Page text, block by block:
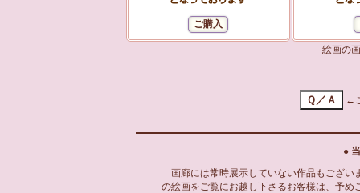
─ 絵画の
←
●
画廊には常時展示していない作品もござい
の絵画をご覧にお越し下さるお客様は、予